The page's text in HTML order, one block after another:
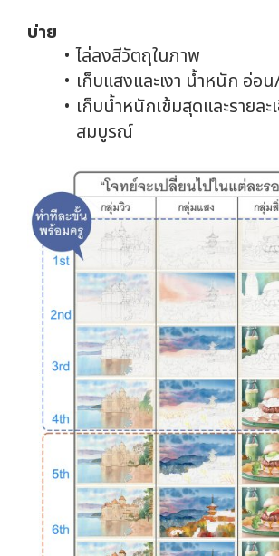
บ่าย
ไล่ลงสีวัตถุในภาพ
เก็บแสงและเงา น้ำหนัก อ่อ
เก็บน้ำหนักเข้มสุดและรายละ
สมบูรณ์